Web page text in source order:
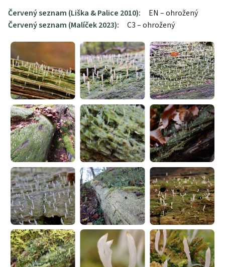
Červený seznam (Liška & Palice 2010):
EN – ohrožený
Červený seznam (Malíček 2023):
C3 – ohrožený